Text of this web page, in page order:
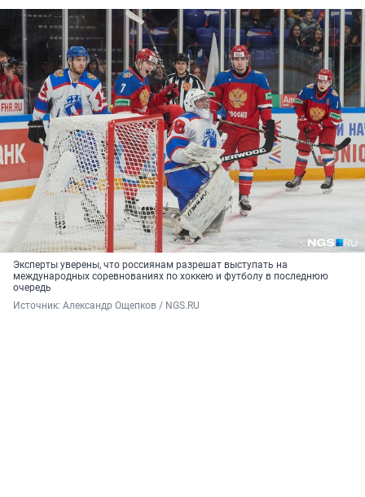
Эксперты уверены, что россиянам разрешат выступать на
международных соревнованиях по хоккею и футболу в последнюю
очередь
Источник: Александр Ощепков / NGS.RU